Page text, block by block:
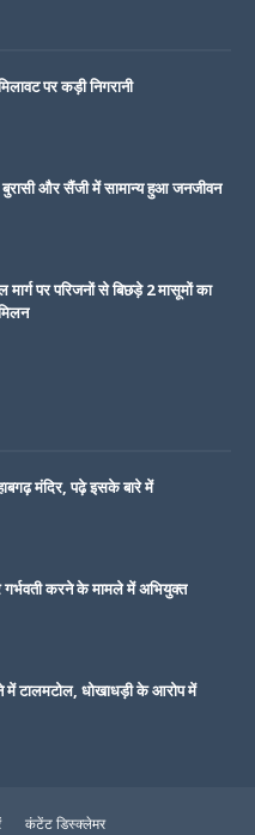
पर कड़ी निगरानी
और सैंजी में सामान्य हुआ जनजीवन
पर परिजनों से बिछड़े 2 मासूमों का
मंदिर, पढ़े इसके बारे में
गर्भवती करने के मामले में अभियुक्त
टालमटोल, धोखाधड़ी के आरोप में
कंटेंट डिस्क्लेमर